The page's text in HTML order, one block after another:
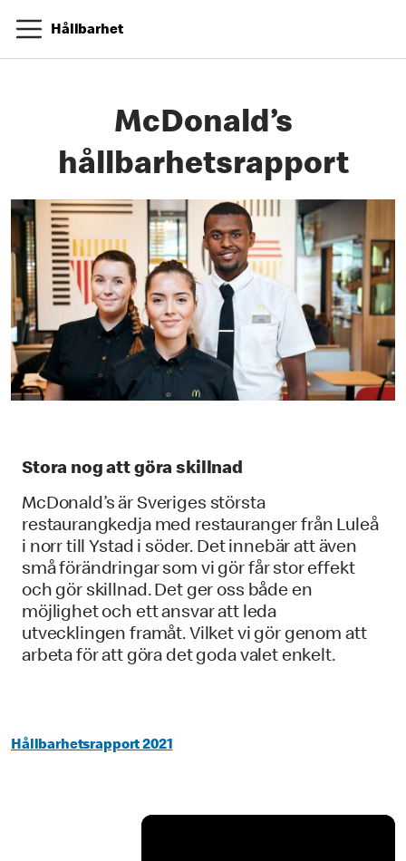
Hållbarhet
McDonald’s
hållbarhetsrapport
Stora nog att göra skillnad
McDonald’s är Sveriges största
restaurangkedja med restauranger från Luleå
i norr till Ystad i söder. Det innebär att även
små förändringar som vi gör får stor effekt
och gör skillnad. Det ger oss både en
möjlighet och ett ansvar att leda
utvecklingen framåt. Vilket vi gör genom att
arbeta för att göra det goda valet enkelt.
Hållbarhetsrapport 2021